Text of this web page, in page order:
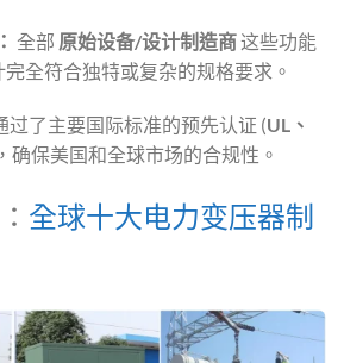
全部 原始设备/设计制造商这些功能
全符合独特或复杂的规格要求。
过了主要国际标准的预先认证 (UL、
确保美国和全球市场的合规性。
全球十大电力变压器制